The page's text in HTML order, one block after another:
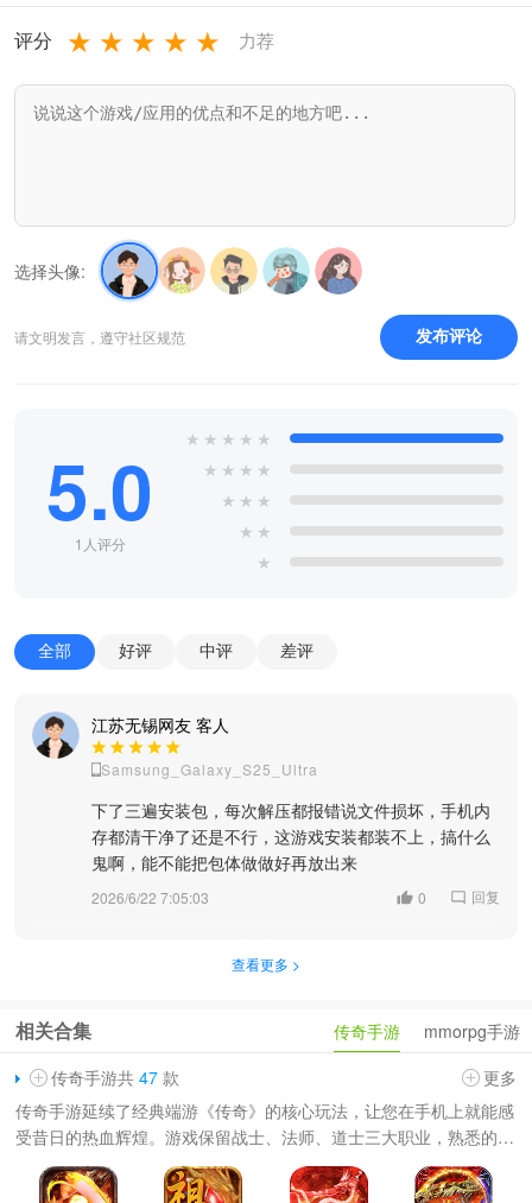
评分 ★ ★ ★ ★ ★ 力荐
选择头像:
请文明发言，遵守社区规范 发布评论
5.0
1人评分
★ ★ ★ ★ ★
★ ★ ★ ★
★ ★ ★
★ ★
★
全部 好评 中评 差评
江苏无锡网友 客人
Samsung_Galaxy_S25_Ultra
下了三遍安装包，每次解压都报错说文件损坏，手机内
存都清干净了还是不行，这游戏安装都装不上，搞什么
鬼啊，能不能把包体做做好再放出来
2026/6/22 7:05:03 0 回复
查看更多 >
传奇手游 mmorpg手游
相关合集
传奇手游共 47 款
更多
传奇手游延续了经典端游《传奇》的核心玩法，让您在手机上就能感
受昔日的热血辉煌。游戏保留战士、法师、道士三大职业，熟悉的技
能与装备系统悉数回归。游戏操作优化贴合手机触控习惯，随时随地
都能开启战斗。无论是